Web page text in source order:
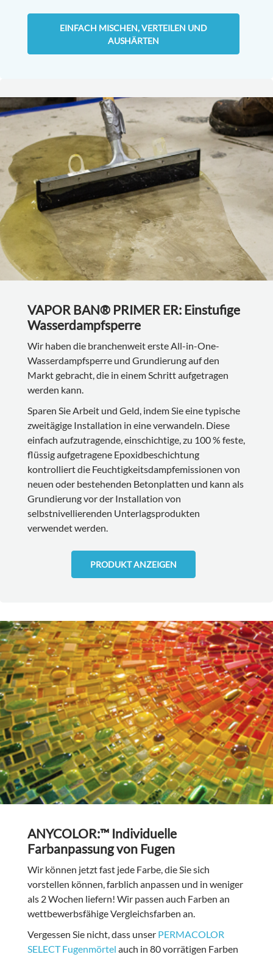
EINFACH MISCHEN, VERTEILEN UND
AUSHÄRTEN
VAPOR BAN® PRIMER ER: Einstufige
Wasserdampfsperre
Wir haben die branchenweit erste All-in-One-
Wasserdampfsperre und Grundierung auf den
Markt gebracht, die in einem Schritt aufgetragen
werden kann.
Sparen Sie Arbeit und Geld, indem Sie eine typische
zweitägige Installation in eine verwandeln. Diese
einfach aufzutragende, einschichtige, zu 100 % feste,
flüssig aufgetragene Epoxidbeschichtung
kontrolliert die Feuchtigkeitsdampfemissionen von
neuen oder bestehenden Betonplatten und kann als
Grundierung vor der Installation von
selbstnivellierenden Unterlagsprodukten
verwendet werden.
PRODUKT ANZEIGEN
ANYCOLOR:™ Individuelle
Farbanpassung von Fugen
Wir können jetzt fast jede Farbe, die Sie sich
vorstellen können, farblich anpassen und in weniger
als 2 Wochen liefern! Wir passen auch Farben an
wettbewerbsfähige Vergleichsfarben an.
Vergessen Sie nicht, dass unser PERMACOLOR
SELECT Fugenmörtel auch in 80 vorrätigen Farben